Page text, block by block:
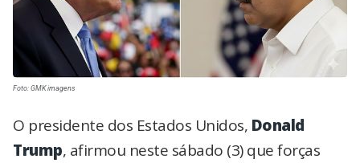
Foto: GMK imagens
O presidente dos Estados Unidos, Donald
Trump, afirmou neste sábado (3) que forças